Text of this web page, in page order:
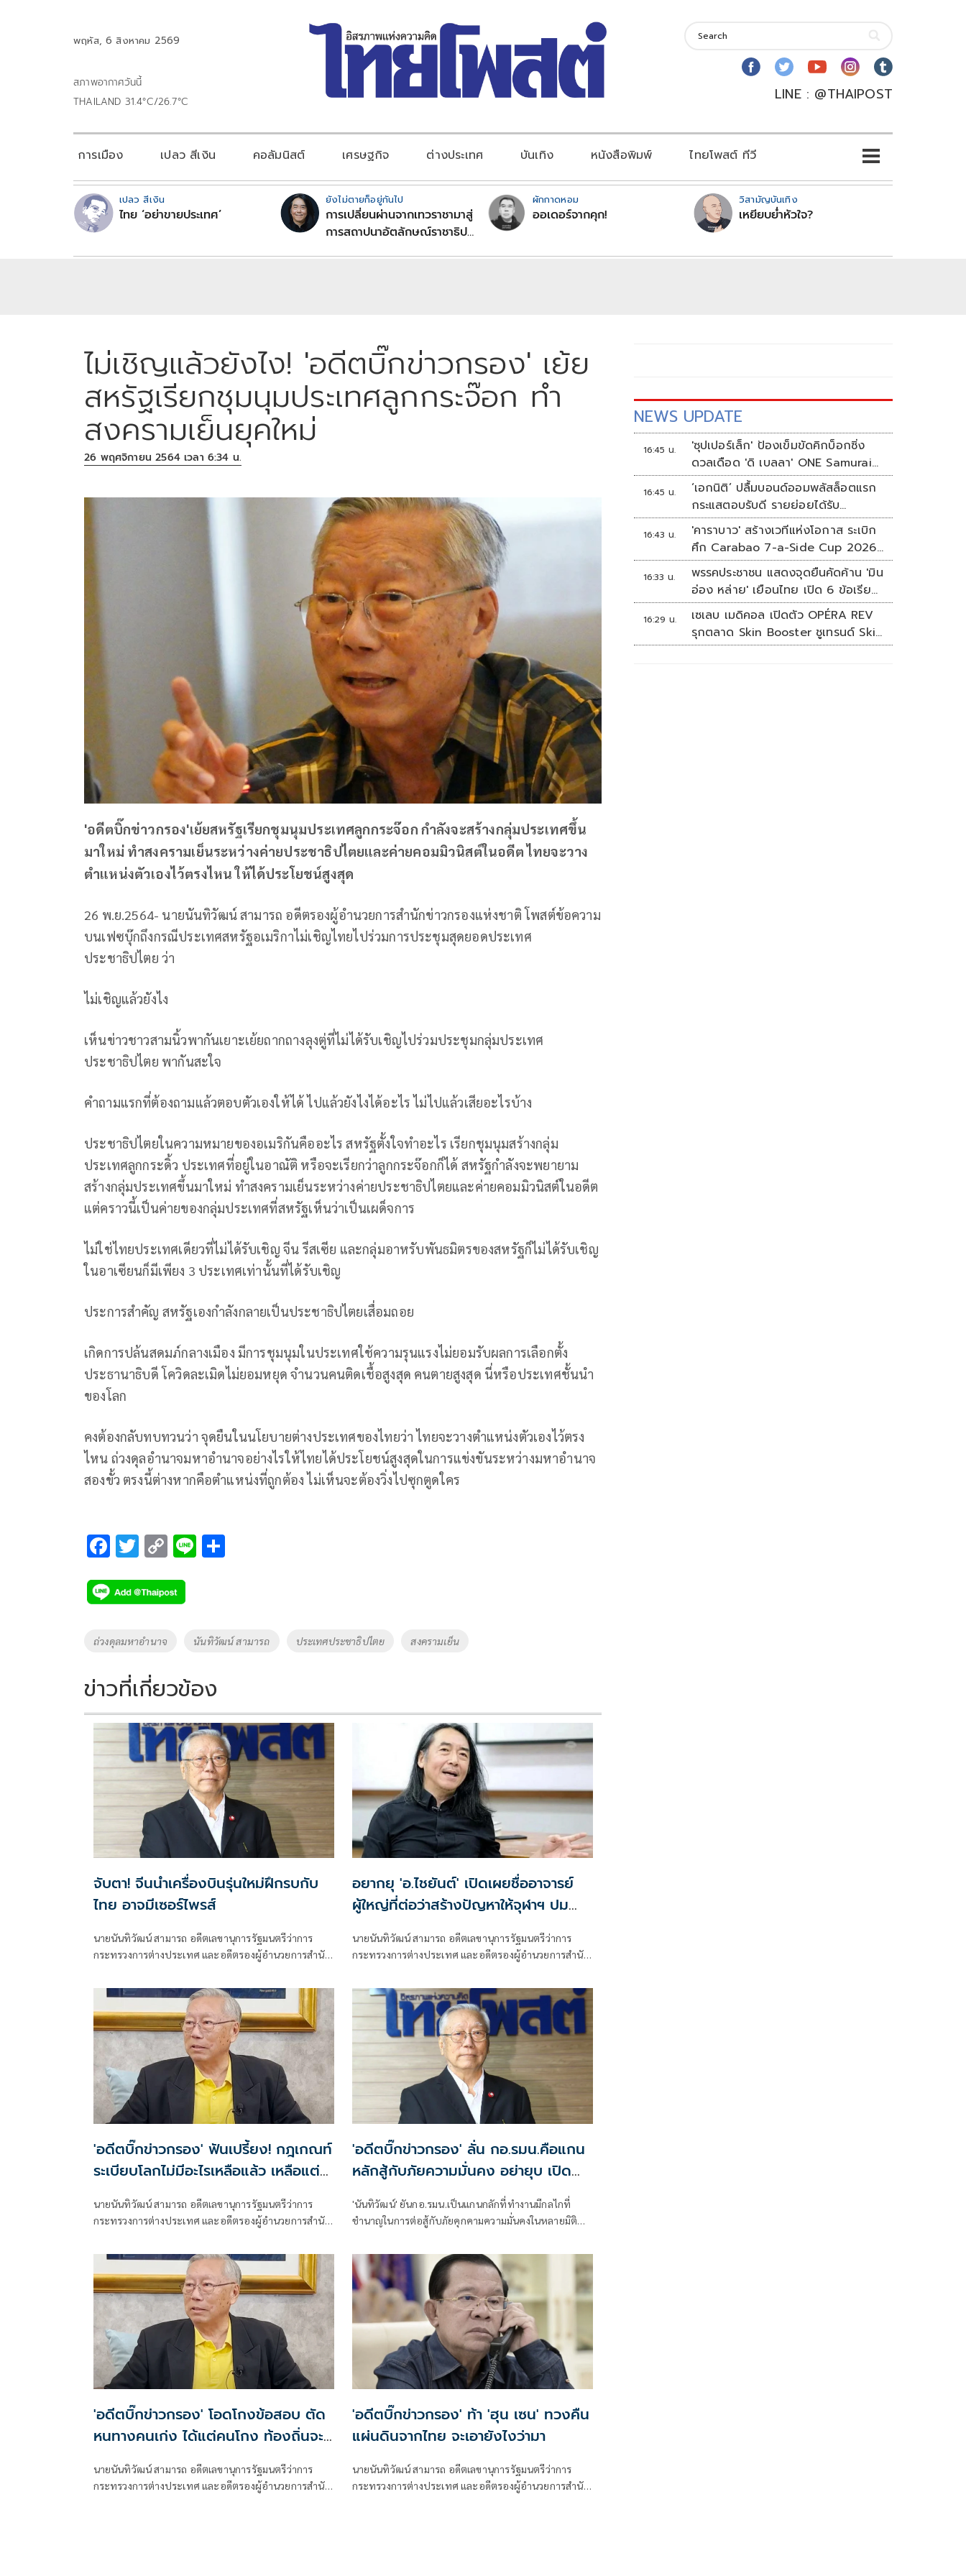
พฤหัส, 6 สิงหาคม 2569
สภาพอากาศวันนี้
THAILAND 31.4°C/26.7°C
LINE : @THAIPOST
การเมือง เปลว สีเงิน คอลัมนิสต์ เศรษฐกิจ ต่างประเทศ บันเทิง หนังสือพิมพ์ ไทยโพสต์ ทีวี
เปลว สีเงิน
ไทย ‘อย่าขายประเทศ’
ยังไม่ตายก็อยู่กันไป
การเปลี่ยนผ่านจากเทวราชามาสู่
การสถาปนาอัตลักษณ์ราชาธิป
ผักกาดหอม
ออเดอร์จากคุก!
วิสามัญบันเทิง
เหยียบย่ำหัวใจ?
ไม่เชิญแล้วยังไง! 'อดีตบิ๊กข่าวกรอง' เย้ย
สหรัฐเรียกชุมนุมประเทศลูกกระจ๊อก ทำ
สงครามเย็นยุคใหม่
26 พฤศจิกายน 2564 เวลา 6:34 น.
'อดีตบิ๊กข่าวกรอง'เย้ยสหรัฐเรียกชุมนุมประเทศลูกกระจ๊อก กำลังจะสร้างกลุ่มประเทศขึ้น
มาใหม่ ทำสงครามเย็นระหว่างค่ายประชาธิปไตยและค่ายคอมมิวนิสต์ในอดีต ไทยจะวาง
ตำแหน่งตัวเองไว้ตรงไหน ให้ได้ประโยชน์สูงสุด
26 พ.ย.2564- นายนันทิวัฒน์ สามารถ อดีตรองผู้อำนวยการสำนักข่าวกรองแห่งชาติ โพสต์ข้อความ
บนเฟซบุ๊กถึงกรณีประเทศสหรัฐอเมริกาไม่เชิญไทยไปร่วมการประชุมสุดยอดประเทศ
ประชาธิปไตย ว่า
ไม่เชิญแล้วยังไง
เห็นข่าวชาวสามนิ้วพากันเยาะเย้ยถากถางลุงตู่ที่ไม่ได้รับเชิญไปร่วมประชุมกลุ่มประเทศ
ประชาธิปไตย พากันสะใจ
คำถามแรกที่ต้องถามแล้วตอบตัวเองให้ได้ ไปแล้วยังไงได้อะไร ไม่ไปแล้วเสียอะไรบ้าง
ประชาธิปไตยในความหมายของอเมริกันคืออะไร สหรัฐตั้งใจทำอะไร เรียกชุมนุมสร้างกลุ่ม
ประเทศลูกกระดิ้ว ประเทศที่อยู่ในอาณัติ หรือจะเรียกว่าลูกกระจ๊อกก็ได้ สหรัฐกำลังจะพยายาม
สร้างกลุ่มประเทศขึ้นมาใหม่ ทำสงครามเย็นระหว่างค่ายประชาธิปไตยและค่ายคอมมิวนิสต์ในอดีต
แต่คราวนี้เป็นค่ายของกลุ่มประเทศที่สหรัฐเห็นว่าเป็นเผด็จการ
ไม่ใช่ไทยประเทศเดียวที่ไม่ได้รับเชิญ จีน รีสเซีย และกลุ่มอาหรับพันธมิตรของสหรัฐก็ไม่ได้รับเชิญ
ในอาเซียนก็มีเพียง 3 ประเทศเท่านั้นที่ได้รับเชิญ
ประการสำคัญ สหรัฐเองกำลังกลายเป็นประชาธิปไตยเสื่อมถอย
เกิดการปล้นสดมภ์​กลางเมือง มีการชุมนุมในประเทศใช้ความรุนแรงไม่ยอมรับผลการเลือกตั้ง
ประธานาธิบดี โควิดละเมิดไม่ยอมหยุด จำนวนคนติดเชื้อสูงสุด คนตายสูงสุด นี่หรือประเทศชั้นนำ
ของโลก
คงต้องกลับทบทวนว่า จุดยืนในนโยบายต่างประเทศของไทยว่า ไทยจะวางตำแหน่งตัวเองไว้ตรง
ไหน ถ่วงดุลอำนาจมหาอำนาจอย่างไรให้ไทยได้ประโยชน์สูงสุดในการแข่งขันระหว่างมหาอำนาจ
สองขั้ว ตรงนี้ต่างหากคือตำแหน่งที่ถูกต้อง ไม่เห็นจะต้องวิ่งไปซุกตูดใคร
F
e
b
o
k
T
tt
er
C
p
y
k
Li
Tags
ถ่วงดุลมหาอำนาจ นันทิวัฒน์ สามารถ ประเทศประชาธิปไตย สงครามเย็น
ข่าวที่เกี่ยวข้อง
จับตา! จีนนำเครื่องบินรุ่นใหม่ฝึกรบกับ
ไทย อาจมีเซอร์ไพรส์
นายนันทิวัฒน์ สามารถ อดีตเลขานุการรัฐมนตรีว่าการ
กระทรวงการต่างประเทศ และอดีตรองผู้อำนวยการสำนัก
"สัมพันธ์แนบแน่น"
อยากยุ 'อ.ไชยันต์' ​เปิดเผยชื่ออาจารย์
ผู้ใหญ่​ที่ต่อว่าสร้างปัญหาให้จุฬาฯ ปม
นายนันทิวัฒน์ สามารถ อดีตเลขานุการรัฐมนตรีว่าการ
กระทรวงการต่างประเทศ และอดีตรองผู้อำนวยการสำนัก
มหาวิทยาลัย สิงห์ดำรุ่น 22 โพสต์เฟซบุ๊ก ระบุว่า
'อดีตบิ๊กข่าวกรอง' ฟันเปรี้ยง! กฎเกณท์
ระเบียบโลกไม่มีอะไรเหลือแล้ว เหลือแต่
นายนันทิวัฒน์ สามารถ อดีตเลขานุการรัฐมนตรีว่าการ
กระทรวงการต่างประเทศ และอดีตรองผู้อำนวยการสำนัก
'อดีตบิ๊กข่าวกรอง' ลั่น กอ.รมน.คือแกน
หลักสู้กับภัยความมั่นคง อย่ายุบ เปิด
'นันทิวัฒน์' ยันกอ.​รมน.เป็นแกนกลักที่ทำงานมีกลไกที่
ชำนาญในการต่อสู้กับภัยคุกคามความมั่นคงในหลายมิติ
ประโยชน์ตนเอง​ ลั่นอย่ายุบ​กอ.รมน.เด็ดขาด​ จะเปิดช่องให้
โจรแบ่งแยกดินแดน3จว.ภาคใต้ได้เปรียบ
'อดีตบิ๊กข่าวกรอง' โอดโกงข้อสอบ ตัด
หนทางคนเก่ง ได้แต่คนโกง ท้องถิ่นจะ
นายนันทิวัฒน์ สามารถ อดีตเลขานุการรัฐมนตรีว่าการ
กระทรวงการต่างประเทศ และอดีตรองผู้อำนวยการสำนัก
'อดีตบิ๊กข่าวกรอง' ท้า 'ฮุน เซน' ทวงคืน
แผ่นดินจากไทย จะเอายังไงว่ามา
นายนันทิวัฒน์ สามารถ อดีตเลขานุการรัฐมนตรีว่าการ
กระทรวงการต่างประเทศ และอดีตรองผู้อำนวยการสำนัก
NEWS UPDATE
16:45 น.
'ซุปเปอร์เล็ก' ป้องเข็มขัดคิกบ็อกซิ่ง
ดวลเดือด 'ดิ เบลลา' ONE Samurai
4
16:45 น.
‘เอกนิติ’ ปลื้มบอนด์ออมพลัสล็อตแรก
กระแสตอบรับดี รายย่อยได้รับ
จัดสรร2.2หมื่นคน เปิดจองรอบใหม่
ก.ย.นี้
16:43 น.
'คาราบาว' สร้างเวทีแห่งโอกาส ระเบิก
ศึก Carabao 7-a-Side Cup 2026
หาแชมป์ดูบอลที่เวมบลีย์
16:33 น.
พรรคประชาชน แสดงจุดยืนคัดค้าน 'มิน
อ่อง หล่าย' เยือนไทย เปิด 6 ข้อเรียก
ร้องรัฐสภา-รัฐบาล
16:29 น.
เซเลบ เมดิคอล เปิดตัว OPÉRA REV
รุกตลาด Skin Booster ชูเทรนด์ Skin
Quality & Longevity ตอบโจทย์